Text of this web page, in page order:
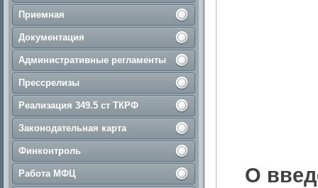
Приемная
Документация
Административные регламенты
Прессрелизы
Реализация 349.5 ст ТКРФ
Законодательная карта
Финконтроль
Работа МФЦ
О